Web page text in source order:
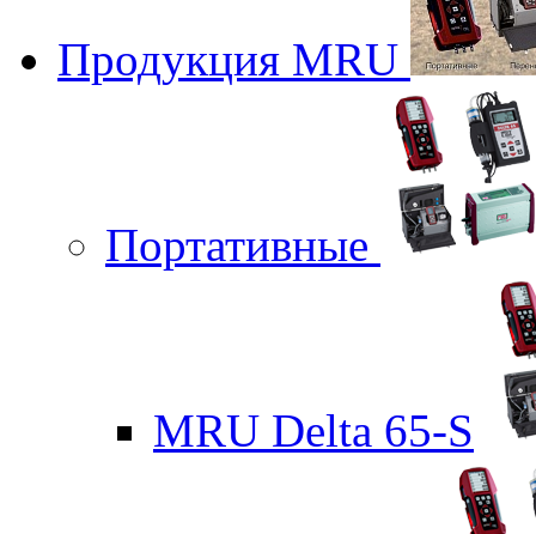
Продукция MRU
Портативные
MRU Delta 65-S